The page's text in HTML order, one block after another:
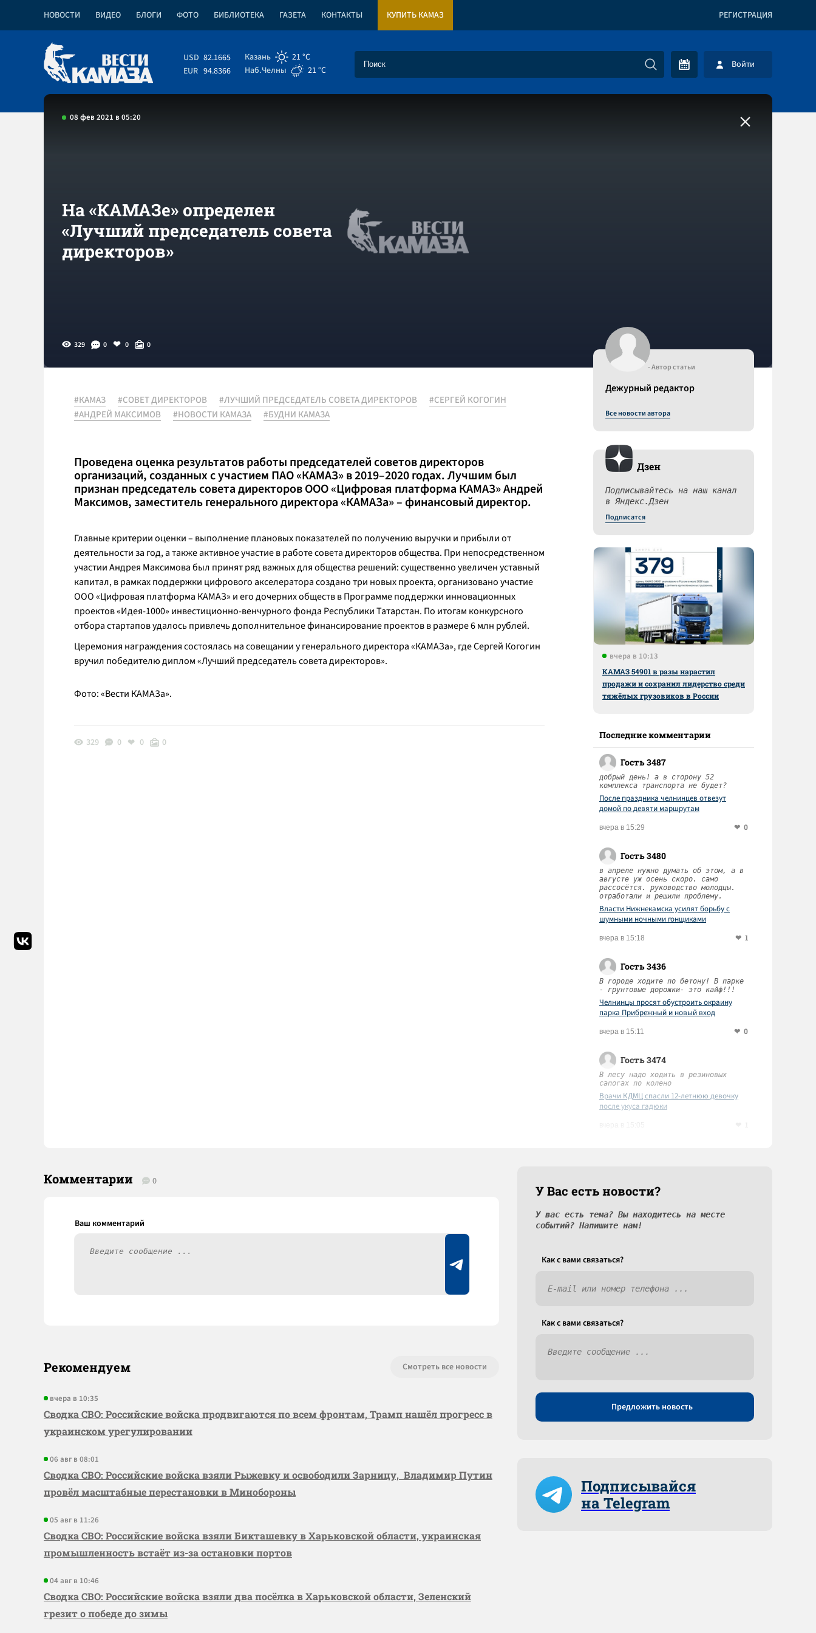
НОВОСТИ ВИДЕО БЛОГИ ФОТО БИБЛИОТЕКА ГАЗЕТА КОНТАКТЫ КУПИТЬ КАМАЗ РЕГИСТРАЦИЯ
USD 82.1665
EUR 94.8366
Казань
21 °C
Наб.Челны
21 °C Войти
08 фев 2021 в 05:20
На «КАМАЗе» определен
«Лучший председатель совета
директоров»
329 0 0 0
#КАМАЗ #СОВЕТ ДИРЕКТОРОВ #ЛУЧШИЙ ПРЕДСЕДАТЕЛЬ СОВЕТА ДИРЕКТОРОВ
#СЕРГЕЙ КОГОГИН
#АНДРЕЙ МАКСИМОВ
#НОВОСТИ КАМАЗА #БУДНИ КАМАЗА
Проведена оценка результатов работы председателей советов директоров
организаций, созданных с участием ПАО «КАМАЗ» в 2019–2020 годах. Лучшим был
признан председатель совета директоров ООО «Цифровая платформа КАМАЗ» Андрей
Максимов, заместитель генерального директора «КАМАЗа» – финансовый директор.
Главные критерии оценки – выполнение плановых показателей по получению выручки и прибыли от
деятельности за год, а также активное участие в работе совета директоров общества. При непосредственном
участии Андрея Максимова был принят ряд важных для общества решений: существенно увеличен уставный
капитал, в рамках поддержки цифрового акселератора создано три новых проекта, организовано участие
ООО «Цифровая платформа КАМАЗ» и его дочерних обществ в Программе поддержки инновационных
проектов «Идея-1000» инвестиционно-венчурного фонда Республики Татарстан. По итогам конкурсного
отбора стартапов удалось привлечь дополнительное финансирование проектов в размере 6 млн рублей.
Церемония награждения состоялась на совещании у генерального директора «КАМАЗа», где Сергей Когогин
вручил победителю диплом «Лучший председатель совета директоров».
Фото: «Вести КАМАЗа».
329 0 0 0
- Автор статьи
Дежурный редактор
Все новости автора
Дзен
Подписывайтесь на наш канал
в Яндекс.Дзен
Подписатся
вчера в 10:13
КАМАЗ 54901 в разы нарастил
продажи и сохранил лидерство среди
тяжёлых грузовиков в России
Последние комментарии
Гость 3487
добрый день! а в сторону 52
комплекса транспорта не будет?
После праздника челнинцев отвезут
домой по девяти маршрутам
вчера в 15:29 0
Гость 3480
в апреле нужно думать об этом, а в
августе уж осень скоро. само
рассосётся. руководство молодцы.
отработали и решили проблему.
Власти Нижнекамска усилят борьбу с
шумными ночными гонщиками
вчера в 15:18 1
Гость 3436
В городе ходите по бетону! В парке
- грунтовые дорожки- это кайф!!!
Челнинцы просят обустроить окраину
парка Прибрежный и новый вход
вчера в 15:11 0
Гость 3474
В лесу надо ходить в резиновых
сапогах по колено
Врачи КДМЦ спасли 12-летнюю девочку
после укуса гадюки
Комментарии 0
Рекомендуем Смотреть все новости
вчера в 10:35
Сводка СВО: Российские войска продвигаются по всем фронтам, Трамп нашёл прогресс в
украинском урегулировании
06 авг в 08:01
Сводка СВО: Российские войска взяли Рыжевку и освободили Зарницу, Владимир Путин
провёл масштабные перестановки в Минобороны
05 авг в 11:26
Сводка СВО: Российские войска взяли Бикташевку в Харьковской области, украинская
промышленность встаёт из-за остановки портов
04 авг в 10:46
Сводка СВО: Российские войска взяли два посёлка в Харьковской области, Зеленский
грезит о победе до зимы
У Вас есть новости?
У вас есть тема? Вы находитесь на месте
событий? Напишите нам!
Как c вами связаться?
Как c вами связаться?
Предложить новость
Подписывайся
на Telegram